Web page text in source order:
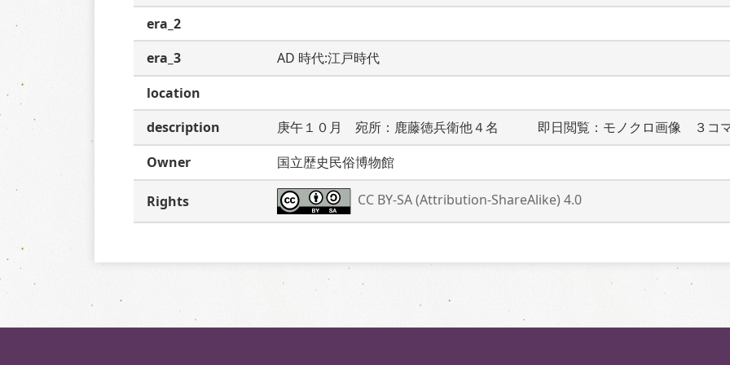
era_2
era_3
AD 時代:江戸時代
location
description
庚午１０月　宛所：鹿藤徳兵衛他４名　　　即日閲覧：モノクロ画像　３
Owner
国立歴史民俗博物館
Rights CC BY-SA (Attribution-ShareAlike) 4.0